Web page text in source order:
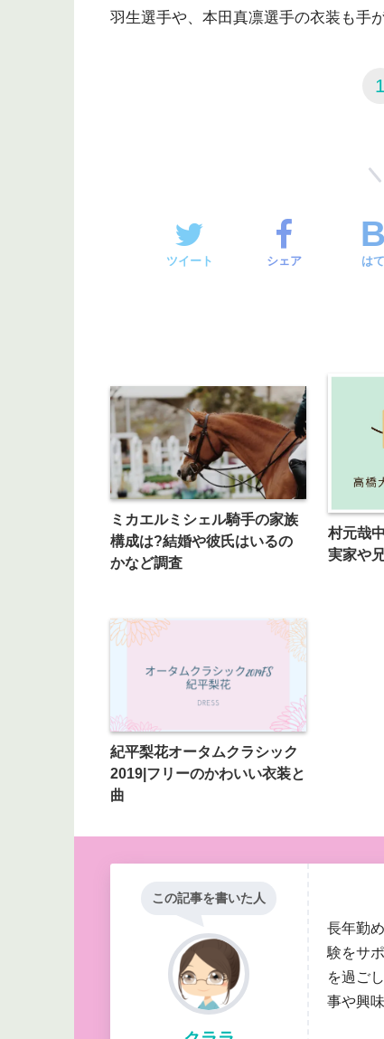
羽生選手や、本田真凛選手の衣装も手
1
ツイート シェア は
ミカエルミシェル騎手の家族
構成は?結婚や彼氏はいるの
かなど調査
村元哉
実家や
紀平梨花オータムクラシック
2019|フリーのかわいい衣装と
曲
この記事を書いた人
長年勤
験をサ
を過ご
事や興